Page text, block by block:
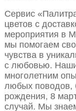
Сервис
цветов с
мероприятия в
мы помогаем
чувства в
с любовью.
многолетним
любых поводов,
рождения, 8
случай. Мы